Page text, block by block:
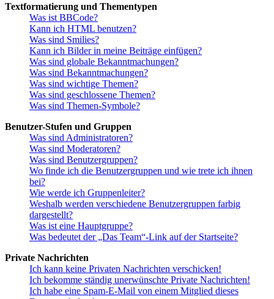
Textformatierung und Thementypen
Was ist BBCode?
Kann ich HTML benutzen?
Was sind Smilies?
Kann ich Bilder in meine Beiträge einfügen?
Was sind globale Bekanntmachungen?
Was sind Bekanntmachungen?
Was sind wichtige Themen?
Was sind geschlossene Themen?
Was sind Themen-Symbole?
Benutzer-Stufen und Gruppen
Was sind Administratoren?
Was sind Moderatoren?
Was sind Benutzergruppen?
Wo finde ich die Benutzergruppen und wie trete ich ihnen
bei?
Wie werde ich Gruppenleiter?
Weshalb werden verschiedene Benutzergruppen farbig
dargestellt?
Was ist eine Hauptgruppe?
Was bedeutet der „Das Team“-Link auf der Startseite?
Private Nachrichten
Ich kann keine Privaten Nachrichten verschicken!
Ich bekomme ständig unerwünschte Private Nachrichten!
Ich habe eine Spam-E-Mail von einem Mitglied dieses